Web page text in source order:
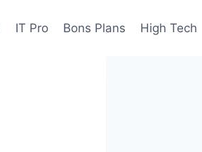
IT Pro Bons Plans High Tech